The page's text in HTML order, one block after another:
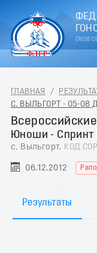
CROSS
ГЛАВНАЯ /
С. ВЫЛЬГОРТ - 05-08
Юноши - Спринт
с. Выльгорт, КОД
06.12.2012
Результаты